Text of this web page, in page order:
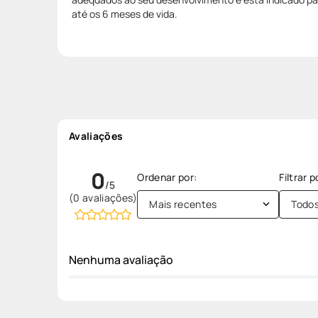
até os 6 meses de vida.
Avaliações
0
(0 avaliações) Mais recentes
Nenhuma avaliação